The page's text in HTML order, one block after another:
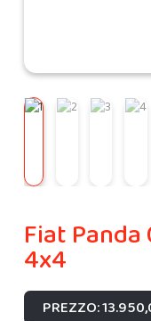
Fiat
4x4
PREZZO: